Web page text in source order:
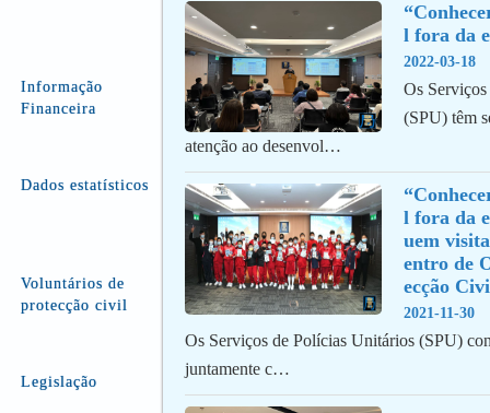
Informação
Financeira
Dados estatísticos
Voluntários de
protecção civil
Legislação
l fora da
2022-03-18
Os
(SPU) têm
atenção ao desenvol…
l fora da
uem
entro de
ecção
2021-11-30
Os Serviços de Polícias Unitários (SPU)
juntamente c…